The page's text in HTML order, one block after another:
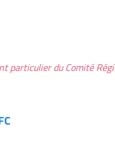
particulier du Comité